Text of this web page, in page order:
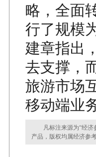
略，全面
行了规模
建章指出
去支撑，
旅游市场
移动端业
凡标注来源为“经济参
产品，版权均属经济参